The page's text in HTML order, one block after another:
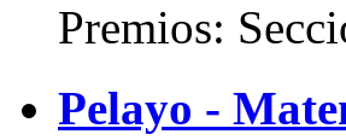
Premios:
Pelayo -